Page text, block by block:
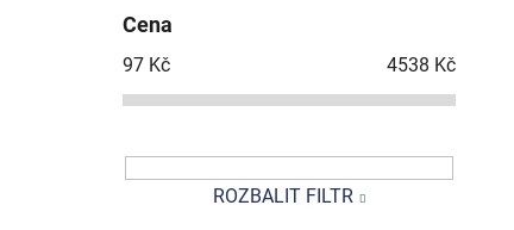
Cena
97 Kč 4538 Kč
ROZBALIT FILTR